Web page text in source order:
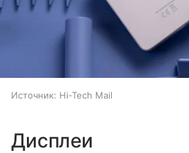
Источник: Hi-Tech Mail
Дисплеи